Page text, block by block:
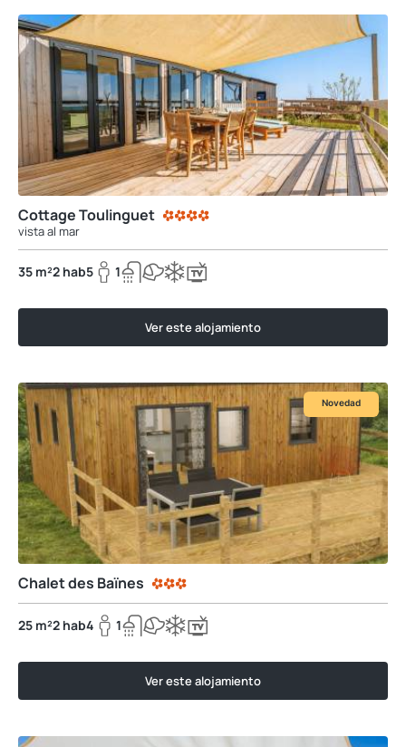
Cottage Toulinguet
vista al mar
35 m²2 hab5 1
Ver este alojamiento
Novedad
Chalet des Baïnes
25 m²2 hab4 1
Ver este alojamiento